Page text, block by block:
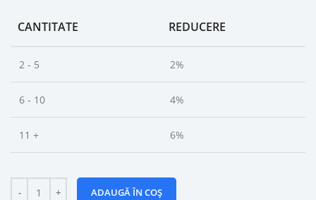
CANTITATE REDUCERE
2 - 5 2%
6 - 10 4%
11 + 6%
ADAUGĂ ÎN COȘ